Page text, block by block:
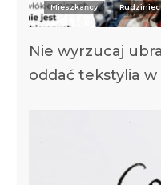
Mieszkańcy Rudziniec
Nie wyrzucaj
oddać tekstylia